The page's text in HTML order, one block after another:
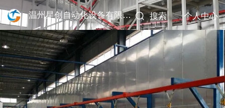
温州星创自动化设备有限公司 搜索 个人中心